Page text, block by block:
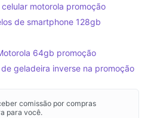
motorola promoção
de smartphone 128gb
64gb promoção
geladeira inverse na promoção
comissão por compras
para você.